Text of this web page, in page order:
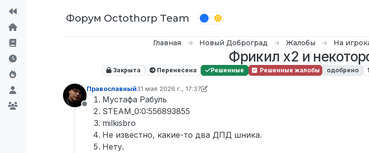
Форум Octothorp Team
Главная Новый Доброград Жалобы На
Фрикил x2 и
Закрыта Перенесена Решенные Решенные жалобы одобрено
Не в сети
Православный31 мая 2026 г., 17:37
отредактировано Православный
Мустафа Рабуль
STEAM_0:0:556893855
milkisbro
Не известно, какие-то два ДПД шника.
Нету.